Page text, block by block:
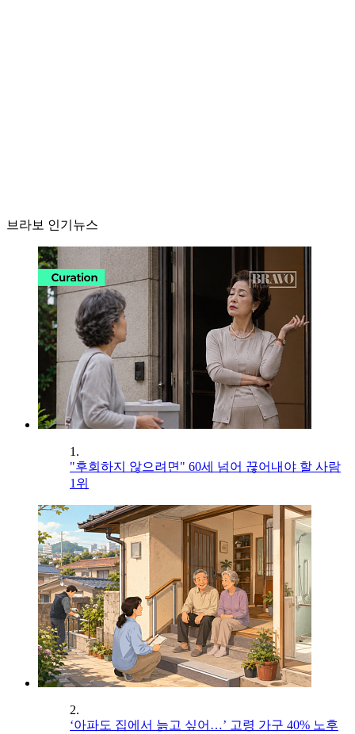
브라보 인기뉴스
1.
"후회하지 않으려면" 60세 넘어 끊어내야 할 사람
1위
2.
‘아파도 집에서 늙고 싶어…’ 고령 가구 40% 노후